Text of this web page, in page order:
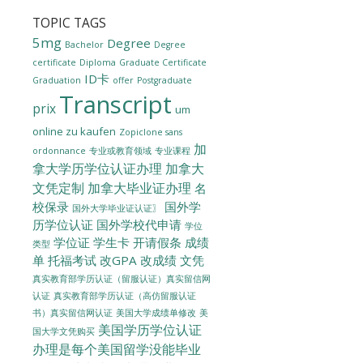
TOPIC TAGS
5mg Bachelor Degree Degree
certificate Diploma Graduate Certificate
Graduation ID卡 offer Postgraduate
prix Transcript um
online zu kaufen Zopiclone sans
ordonnance 专业或教育领域 专业课程 加
拿大学历学位认证办理 加拿大
文凭定制 加拿大毕业证办理 名
校保录 国外大学毕业证认证〗
国外学
历学位认证 国外学校代申请 学位
类型 学位证 学生卡 开请假条 成绩
单 托福考试 改GPA 改成绩 文凭
真实教育部学历认证（留服认证）真实留信网
认证 真实教育部学历认证（高仿留服认证
书）真实留信网认证 美国大学成绩单修改 美
国大学文凭购买 美国学历学位认证
办理是每个美国留学没能毕业